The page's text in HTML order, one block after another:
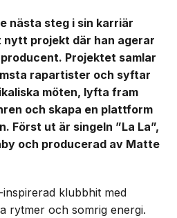
nästa steg i sin karriär
projekt där han agerar
Projektet samlar
rapartister och syftar
möten, lyfta fram
och skapa en plattform
Först ut är singeln ”La La”,
och producerad av Matte
klubbhit med
rytmer och somrig energi.